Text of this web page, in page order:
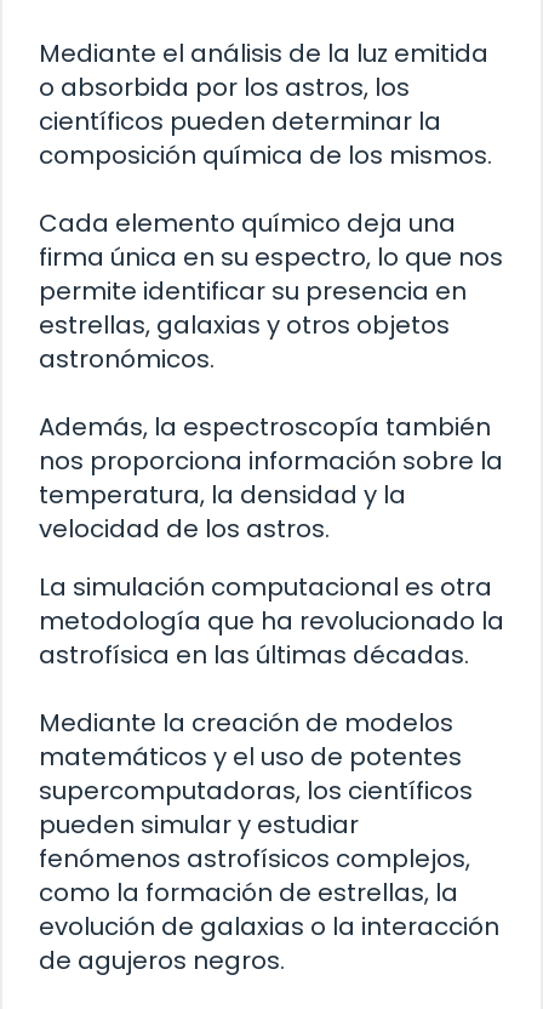
Mediante el análisis de la luz emitida
o absorbida por los astros, los
científicos pueden determinar la
composición química de los mismos.
Cada elemento químico deja una
firma única en su espectro, lo que nos
permite identificar su presencia en
estrellas, galaxias y otros objetos
astronómicos.
Además, la espectroscopía también
nos proporciona información sobre la
temperatura, la densidad y la
velocidad de los astros.
La simulación computacional es otra
metodología que ha revolucionado la
astrofísica en las últimas décadas.
Mediante la creación de modelos
matemáticos y el uso de potentes
supercomputadoras, los científicos
pueden simular y estudiar
fenómenos astrofísicos complejos,
como la formación de estrellas, la
evolución de galaxias o la interacción
de agujeros negros.